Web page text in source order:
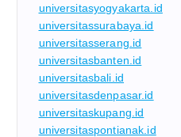
universitasyogyakarta.id
universitassurabaya.id
universitasserang.id
universitasbanten.id
universitasbali.id
universitasdenpasar.id
universitaskupang.id
universitaspontianak.id